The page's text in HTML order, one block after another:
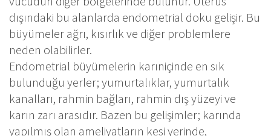
dışındaki bu alanlarda endometrial doku gelişir. Bu
büyümeler ağrı, kısırlık ve diğer problemlere
neden olabilirler.
Endometrial büyümelerin karıniçinde en sık
bulunduğu yerler; yumurtalıklar, yumurtalık
kanalları, rahmin bağları, rahmin dış yüzeyi ve
karın zarı arasıdır. Bazen bu gelişimler; karında
yapılmış olan ameliyatların kesi yerinde,